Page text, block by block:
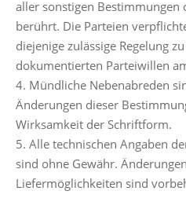
aller sonstigen Bestimmungen
berührt. Die Parteien
diejenige zulässige Regelung
dokumentierten Parteiwillen
4. Mündliche Nebenabreden
Änderungen dieser
Wirksamkeit der Schriftform.
5. Alle technischen Angaben
sind ohne Gewähr.
Liefermöglichkeiten sind